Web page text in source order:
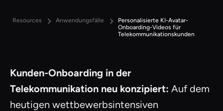
Resources Anwendungsfälle
Personalisierte KI-Avatar-
Onboarding-Videos für
Telekommunikationskunden
Kunden-Onboarding in der
Telekommunikation neu konzipiert: Auf dem
heutigen wettbewerbsintensiven